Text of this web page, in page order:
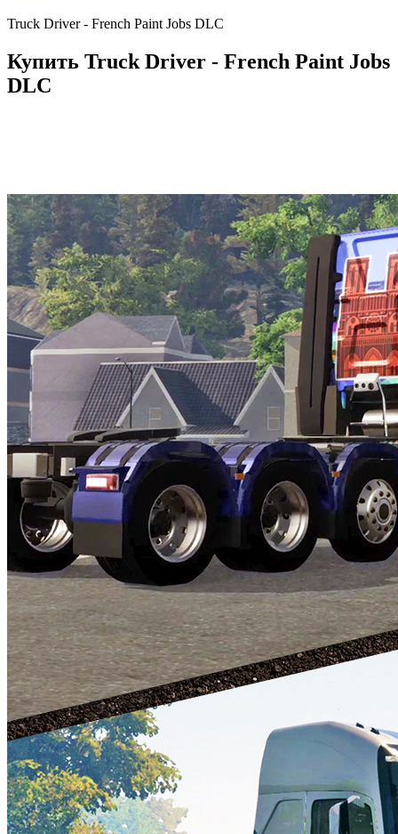
Truck Driver - French Paint Jobs DLC
Купить Truck Driver - French Paint Jobs
DLC